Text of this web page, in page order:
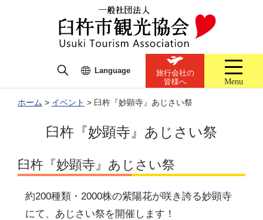
Language
旅行会社の
皆様へ
Menu
ホーム > イベント > 臼杵『妙顕寺』あじさい祭
臼杵『妙顕寺』あじさい祭
臼杵『妙顕寺』あじさい祭
約200種類・2000株の紫陽花が咲き誇る妙顕寺
にて、あじさい祭を開催します！